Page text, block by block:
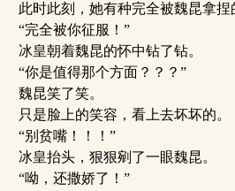
此时此刻，她有种完全被魏昆拿捏
“完全被你征服！”
冰皇朝着魏昆的怀中钻了钻。
“你是值得那个方面？？？”
魏昆笑了笑。
只是脸上的笑容，看上去坏坏的。
“别贫嘴！！！”
冰皇抬头，狠狠剜了一眼魏昆。
“呦，还撒娇了！”